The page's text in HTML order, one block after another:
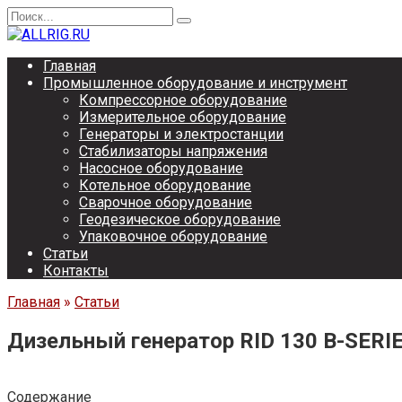
Перейти
к
Search
for:
Главная
Промышленное оборудование и инструмент
Компрессорное оборудование
Измерительное оборудование
Генераторы и электростанции
Стабилизаторы напряжения
Насосное оборудование
Котельное оборудование
Сварочное оборудование
Геодезическое оборудование
Упаковочное оборудование
Статьи
Контакты
Главная » Статьи
Дизельный генератор RID 130 В-
Содержание